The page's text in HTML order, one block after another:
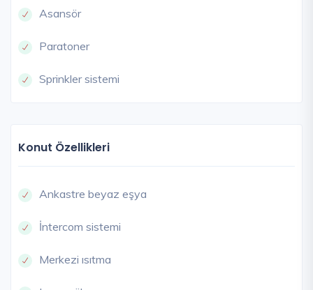
Asansör
Paratoner
Sprinkler sistemi
Konut Özellikleri
Ankastre beyaz eşya
İntercom sistemi
Merkezi ısıtma